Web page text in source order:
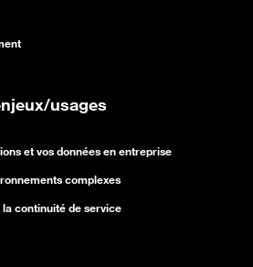
usages
et vos données en entreprise
complexes
continuité de service